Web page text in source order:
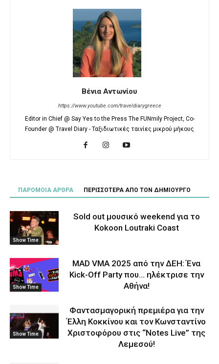
Βένια Αντωνίου
https://www.youtube.com/traveldiarygreece
Editor in Chief @ Say Yes to the Press The FUNmily Project, Co-
Founder @ Travel Diary - Ταξιδιωτικές ταινίες μικρού μήκους
ΠΑΡΟΜΟΙΑ ΑΡΘΡΑ ΠΕΡΙΣΣΟΤΕΡΑ ΑΠΟ ΤΟΝ ΔΗΜΙΟΥΡΓΟ
Show Time
Sold out μουσικό weekend για το
Kokoon Loutraki Coast
Show Time
MAD VMA 2025 από την ΔΕΗ: Ένα
Kick-Off Party που… ηλέκτρισε την
Αθήνα!
Show Time
Φαντασμαγορική πρεμιέρα για την
Έλλη Κοκκίνου και τον Κωνσταντίνο
Χριστοφόρου στις “Notes Live” της
Λεμεσού!